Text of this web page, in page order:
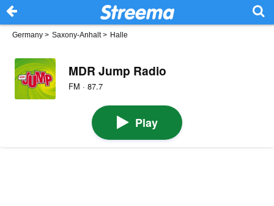
Germany > Saxony-Anhalt> Halle
MDR Jump Radio
FM · 87.7
Play